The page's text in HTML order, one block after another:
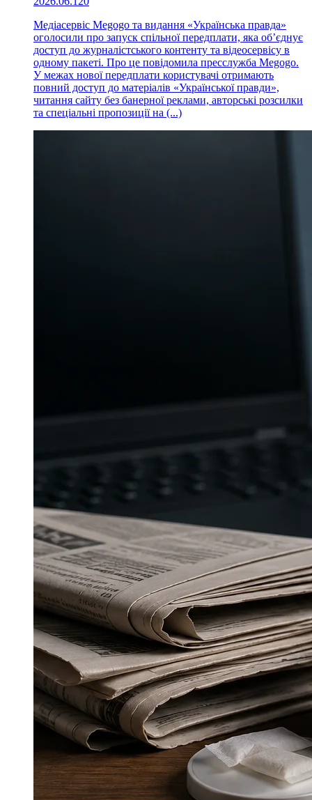
Медіасервіс Megogo та видання «Українська правда»
оголосили про запуск спільної передплати, яка об’єднує
доступ до журналістського контенту та відеосервісу в
одному пакеті. Про це повідомила пресслужба Megogo.
У межах нової передплати користувачі отримають
повний доступ до матеріалів «Української правди»,
читання сайту без банерної реклами, авторські розсилки
та спеціальні пропозиції на (...)